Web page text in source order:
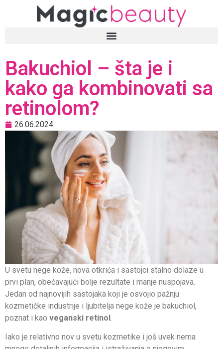
Bakuchiol – šta je i
kako ga kombinovati sa
retinolom?
26.06.2024.
U svetu nege kože, nova otkrića i sastojci stalno dolaze u
prvi plan, obećavajući bolje rezultate i manje nuspojava.
Jedan od najnovijih sastojaka koji je osvojio pažnju
kozmetičke industrije i ljubitelja nege kože je bakuchiol,
poznat i kao veganski retinol.
Iako je relativno nov u svetu kozmetike i još uvek nema